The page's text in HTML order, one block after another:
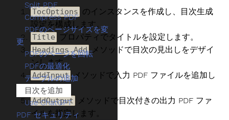
TocOptions のインスタンスを作成し、目次生成
設定を構成します。
Title プロパティでタイトルを設定します。
Headings.Addメソッドで目次の見出しをデザイ
ンします。
AddInput メソッドで入力 PDF ファイルを追加し
ます。
AddOutput
メソッドで目次付きの出力 PDF ファ
イルを指定します。
Split PDF
Compress PDF
PDFのページサイズを変
更
PDFのページを回転
PDFの最適化
テーブルの追加
目次を追加
Use ChatGPT
PDF セキュリティ